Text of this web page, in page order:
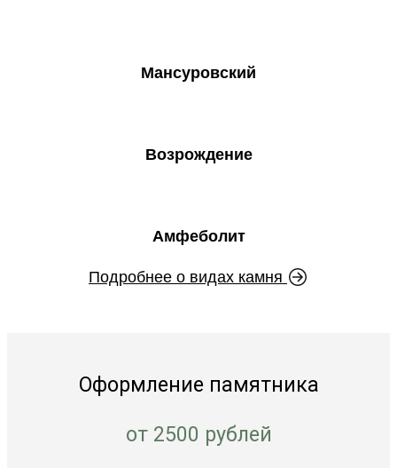
Мансуровский
Возрождение
Амфеболит
Подробнее о видах камня
Оформление памятника
от 2500 рублей